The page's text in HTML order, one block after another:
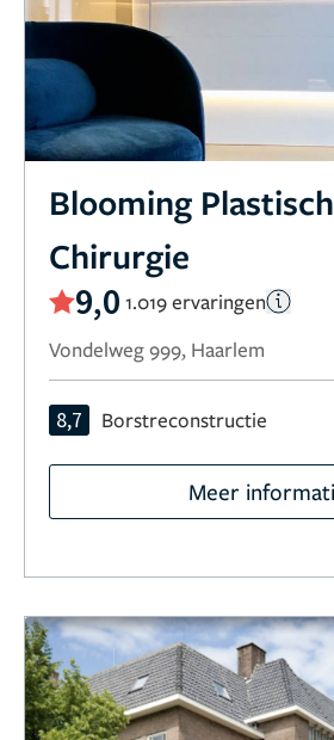
Blooming
Chirurgie
9,0 1.019 ervaringen
Vondelweg 999, Haarlem
8,7 Borstreconstructie
Meer